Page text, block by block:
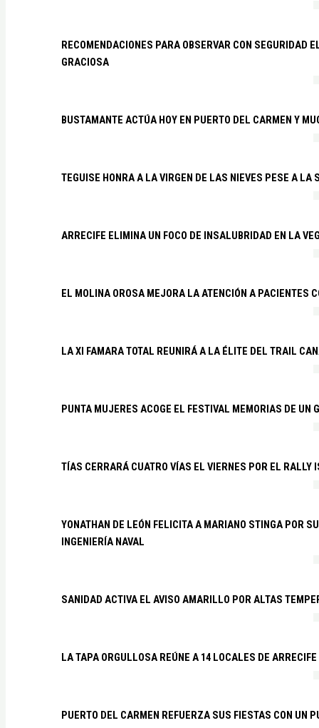
RECOMENDACIONES PARA OBSERVAR CON SEGURIDAD
GRACIOSA
BUSTAMANTE ACTÚA HOY EN PUERTO DEL CARMEN Y
TEGUISE HONRA A LA VIRGEN DE LAS NIEVES PESE A LA
ARRECIFE ELIMINA UN FOCO DE INSALUBRIDAD EN LA
EL MOLINA OROSA MEJORA LA ATENCIÓN A PACIENTES
LA XI FAMARA TOTAL REUNIRÁ A LA ÉLITE DEL TRAIL
PUNTA MUJERES ACOGE EL FESTIVAL MEMORIAS DE UN
TÍAS CERRARÁ CUATRO VÍAS EL VIERNES POR EL RALLY
YONATHAN DE LEÓN FELICITA A MARIANO STINGA POR
INGENIERÍA NAVAL
SANIDAD ACTIVA EL AVISO AMARILLO POR ALTAS
LA TAPA ORGULLOSA REÚNE A 14 LOCALES DE ARRECIFE
PUERTO DEL CARMEN REFUERZA SUS FIESTAS CON UN